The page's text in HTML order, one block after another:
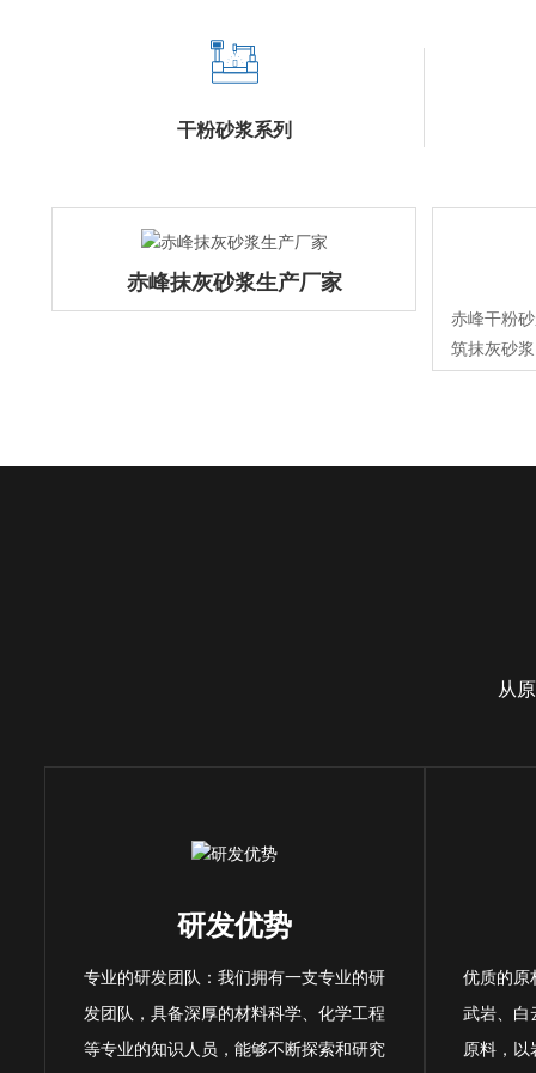
干粉砂浆系列
赤峰抹灰砂浆生产厂家
赤峰干粉
筑抹灰砂
从
研发优势
专业的研发团队：我们拥有一支专业的研
发团队，具备深厚的材料科学、化学工程
等专业的知识人员，能够不断探索和研究
优质的原
武岩、白
原料，